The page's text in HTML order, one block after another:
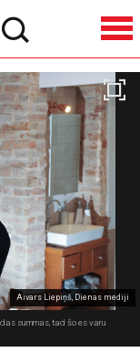
Aivars Liepiņš, Dienas mediji
summas, tad šo es varu